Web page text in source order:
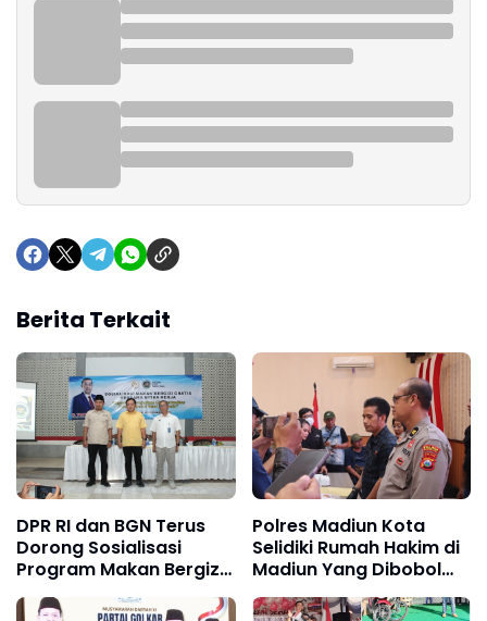
Berita Terkait
DPR RI dan BGN Terus
Dorong Sosialisasi
Program Makan Bergizi
Gratis di Madiun
Polres Madiun Kota
Selidiki Rumah Hakim di
Madiun Yang Dibobol
Maling Saat Ditinggal
Liburan, Kerugian Capai